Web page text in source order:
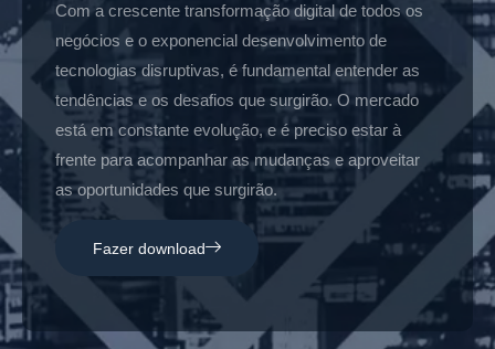
Com a crescente transformação digital de todos os
negócios e o exponencial desenvolvimento de
tecnologias disruptivas, é fundamental entender as
tendências e os desafios que surgirão. O mercado
está em constante evolução, e é preciso estar à
frente para acompanhar as mudanças e aproveitar
as oportunidades que surgirão.
Fazer download